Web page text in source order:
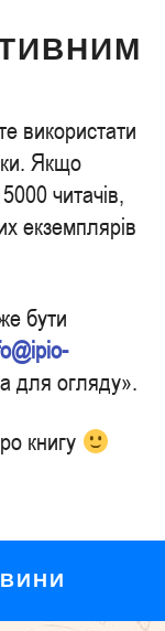
використати
Якщо
читачів,
екземплярів
бути
для огляду».
книгу